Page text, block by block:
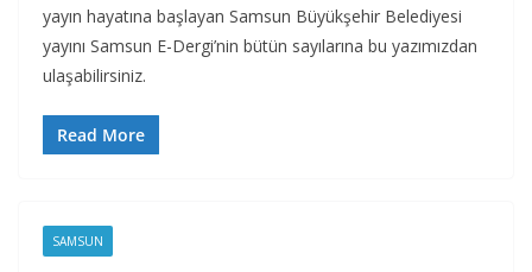
yayın hayatına başlayan Samsun Büyükşehir Belediyesi
yayını Samsun E-Dergi’nin bütün sayılarına bu yazımızdan
ulaşabilirsiniz.
Read More
SAMSUN